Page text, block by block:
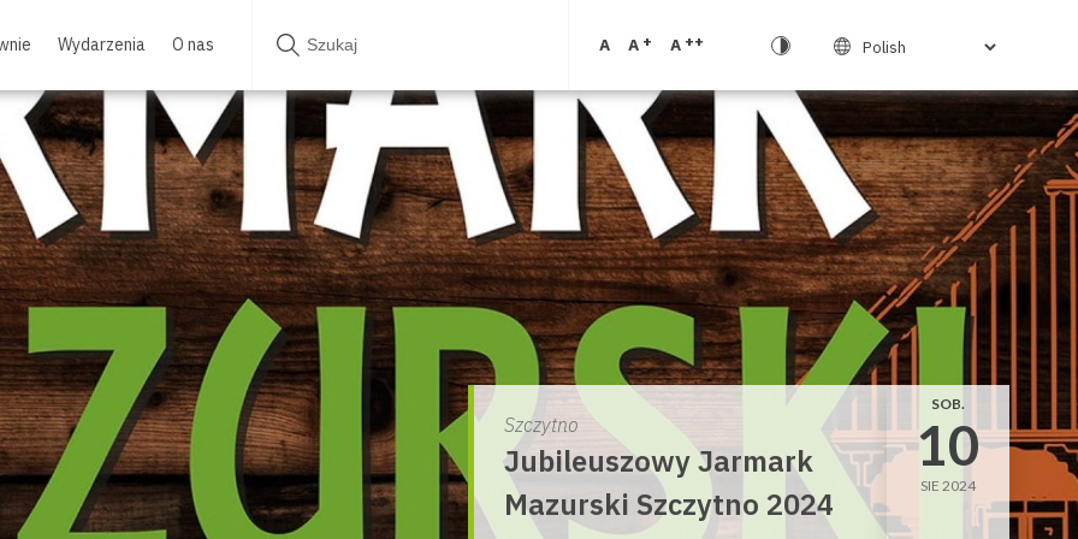
Wydarzenia O nas A A + A ++
Szczytno
Jubileuszowy Jarmark
Mazurski Szczytno 2024
SOB.
10
SIE 2024